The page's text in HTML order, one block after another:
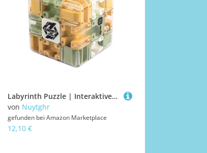
Labyrinth Puzzle | Interaktiver 3D Gedächtnistrainer | Labyrinthwürfel | Für Klassenraum Party Geburtstag Schule Wartezimmer Familienfest Gesellschaftsevent Feiertag
von Nuytghr
gefunden bei Amazon Marketplace
12,10 €